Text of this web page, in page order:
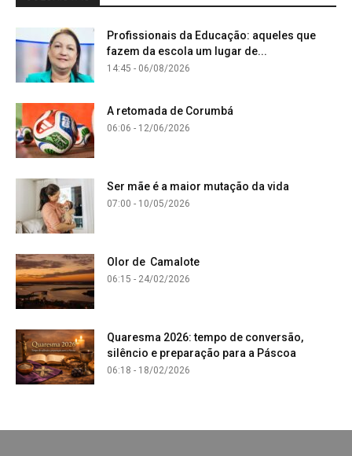
Profissionais da Educação: aqueles que
fazem da escola um lugar de...
14:45 - 06/08/2026
A retomada de Corumbá
06:06 - 12/06/2026
Ser mãe é a maior mutação da vida
07:00 - 10/05/2026
Olor de Camalote
06:15 - 24/02/2026
Quaresma 2026: tempo de conversão,
silêncio e preparação para a Páscoa
06:18 - 18/02/2026